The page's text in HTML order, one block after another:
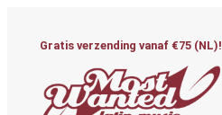
Gratis verzending vanaf €75 (NL)!